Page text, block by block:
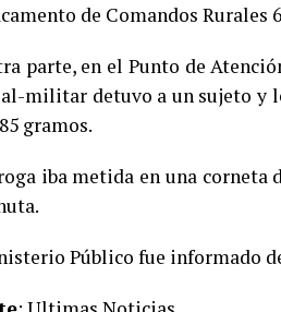
de Comandos Rurales
parte, en el Punto de
militar detuvo a un sujeto y
gramos.
iba metida en una
Público fue informado